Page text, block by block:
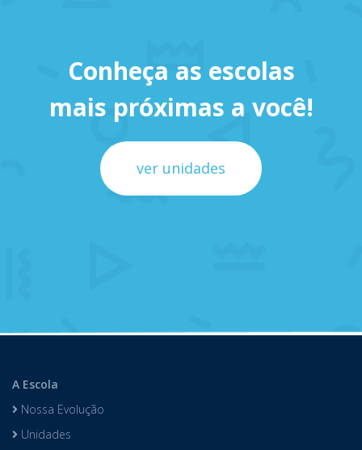
Conheça as escolas
mais próximas a você!
ver unidades
A Escola
Nossa Evolução
Unidades